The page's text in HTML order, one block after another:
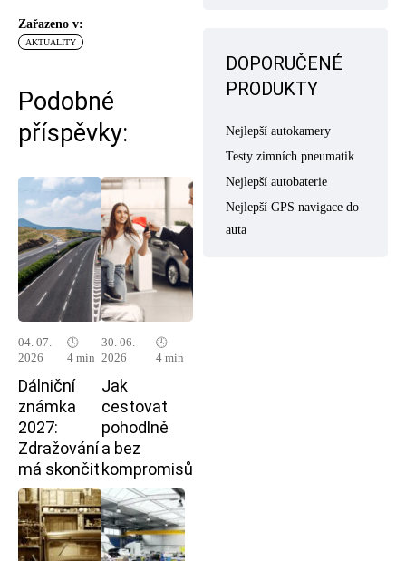
Zařazeno v:
AKTUALITY
Podobné
příspěvky:
04. 07.
2026
🕓
4 min
Dálniční
známka
2027:
Zdražování
má skončit
30. 06.
2026
🕓
4 min
Jak
cestovat
pohodlně
a bez
kompromisů
DOPORUČENÉ
PRODUKTY
Nejlepší autokamery
Testy zimních pneumatik
Nejlepší autobaterie
Nejlepší GPS navigace do
auta